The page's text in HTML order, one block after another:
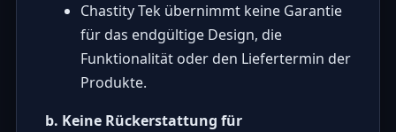
Chastity Tek übernimmt keine Garantie
für das endgültige Design, die
Funktionalität oder den Liefertermin der
Produkte.
b. Keine Rückerstattung für